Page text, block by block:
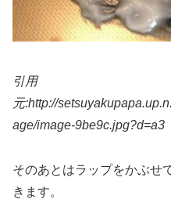
引用
元:http://
age/image-9be9c.jpg?d=a3
そのあとはラップをかぶせ
きます。